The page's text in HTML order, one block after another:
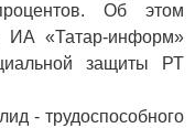
Об этом
ИА «Татар-информ»
защиты РТ
- трудоспособного